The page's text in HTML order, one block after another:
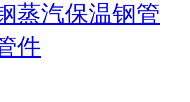
蒸汽保温钢管
件